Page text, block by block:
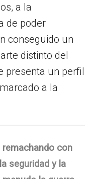
a la
de poder
conseguido un
distinto del
presenta un perfil
a la
remachando con
seguridad y la